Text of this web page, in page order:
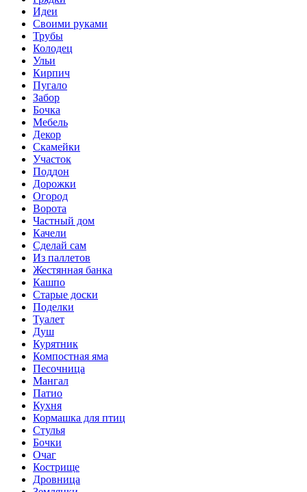
Идеи
Своими руками
Трубы
Колодец
Ульи
Кирпич
Пугало
Забор
Бочка
Мебель
Декор
Скамейки
Участок
Поддон
Дорожки
Огород
Ворота
Частный дом
Качели
Сделай сам
Из паллетов
Жестянная банка
Кашпо
Старые доски
Поделки
Туалет
Душ
Курятник
Компостная яма
Песочница
Мангал
Патио
Кухня
Кормашка для птиц
Стулья
Бочки
Очаг
Кострище
Дровница